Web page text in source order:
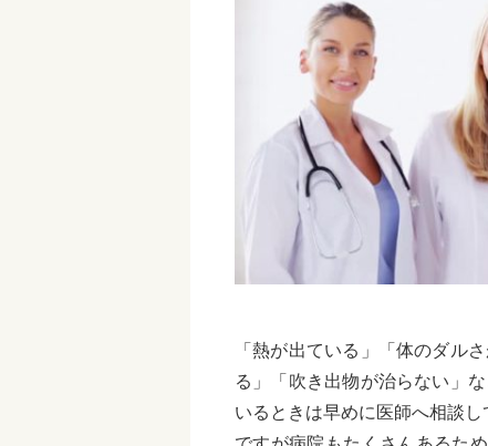
「熱が出ている」「体のダル
る」「吹き出物が治らない」
いるときは早めに医師へ相談し